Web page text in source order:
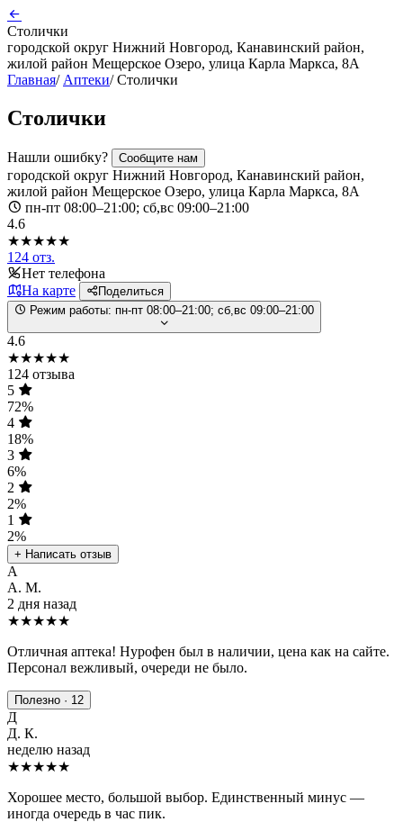
Столички
городской округ Нижний Новгород, Канавинский район,
жилой район Мещерское Озеро, улица Карла Маркса, 8А
Главная/ Аптеки/ Столички
Столички
Нашли ошибку? Сообщите нам
городской округ Нижний Новгород, Канавинский район,
жилой район Мещерское Озеро, улица Карла Маркса, 8А
пн-пт 08:00–21:00; сб,вс 09:00–21:00
4.6
★★★★★
124 отз.
Нет телефона
На карте
Поделиться
Режим работы: пн-пт 08:00–21:00; сб,вс 09:00–21:00
4.6
★★★★★
124 отзыва
5
72%
4
18%
3
6%
2
2%
1
2%
+ Написать отзыв
А
А. М.
2 дня назад
★★★★★
Отличная аптека! Нурофен был в наличии, цена как на сайте.
Персонал вежливый, очереди не было.
Полезно · 12
Д
Д. К.
неделю назад
★★★★★
Хорошее место, большой выбор. Единственный минус —
иногда очередь в час пик.